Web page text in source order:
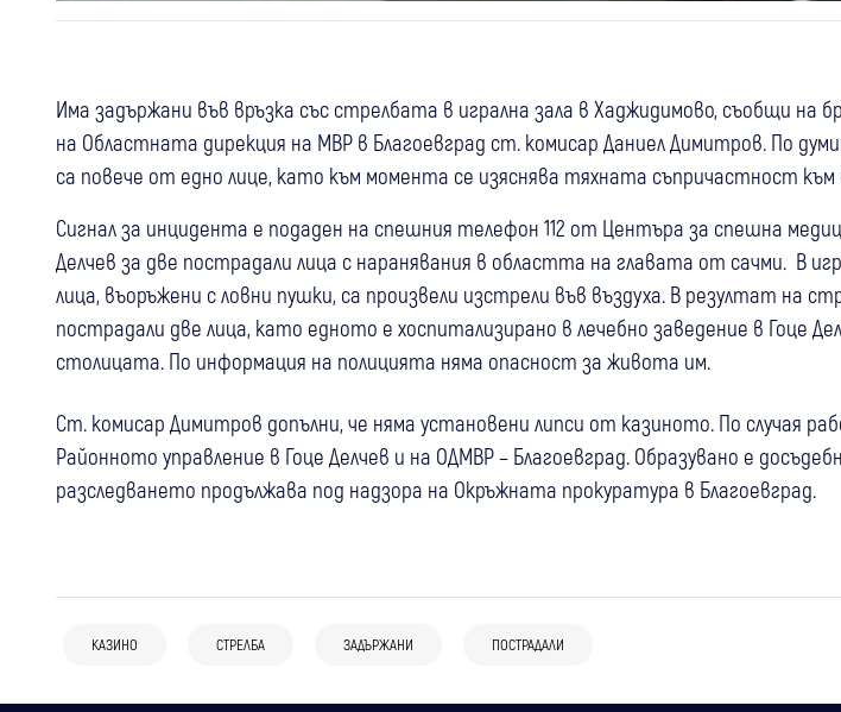
Има задържани във връзка със стрелбата в игрална зала в Хаджидимово, съобщи на
на Областната дирекция на МВР в Благоевград ст. комисар Даниел Димитров. По
са повече от едно лице, като към момента се изяснява тяхната съпричастност
Сигнал за инцидента е подаден на спешния телефон 112 от Центъра за спешна
Делчев за две пострадали лица с наранявания в областта на главата от сачми. В
лица, въоръжени с ловни пушки, са произвели изстрели във въздуха. В резултат на
пострадали две лица, като едното е хоспитализирано в лечебно заведение в Гоце
столицата. По информация на полицията няма опасност за живота им.
Ст. комисар Димитров допълни, че няма установени липси от казиното. По случая
Районното управление в Гоце Делчев и на ОДМВР – Благоевград. Образувано е
разследването продължава под надзора на Окръжната прокуратура в Благоевград.
КАЗИНО СТРЕЛБА ЗАДЪРЖАНИ ПОСТРАДАЛИ